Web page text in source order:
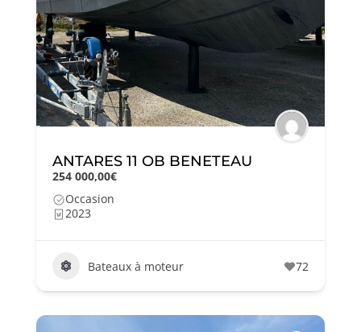
ANTARES 11 OB BENETEAU
254 000,00€
Occasion
2023
Bateaux à moteur 72